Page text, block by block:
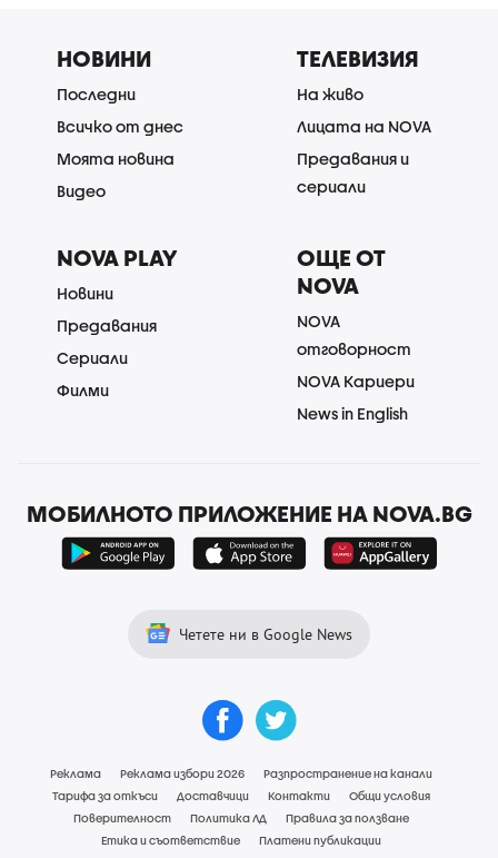
НОВИНИ
Последни
Всичко от днес
Моята новина
Видео
ТЕЛЕВИЗИЯ
На живо
Лицата на NOVA
Предавания и
сериали
NOVA PLAY
Новини
Предавания
Сериали
Филми
ОЩЕ ОТ
NOVA
NOVA
отговорност
NOVA Кариери
News in English
МОБИЛНОТО ПРИЛОЖЕНИЕ НА NOVA.BG
Четете ни в Google News
Реклама Реклама избори 2026
Разпространение на канали
Тарифа за откъси
Доставчици Контакти
Общи условия
Поверителност
Политика ЛД
Правила за ползване
Етика и съответствие
Платени публикации